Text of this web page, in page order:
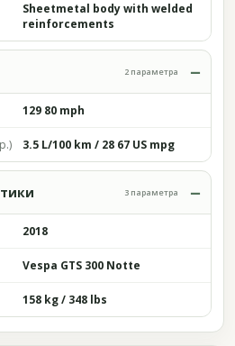
Sheetmetal body with welded
reinforcements
2 параметра
129 80 mph
3.5 L/100 km / 28 67 US mpg
3 параметра
2018
Vespa GTS 300 Notte
158 kg / 348 lbs